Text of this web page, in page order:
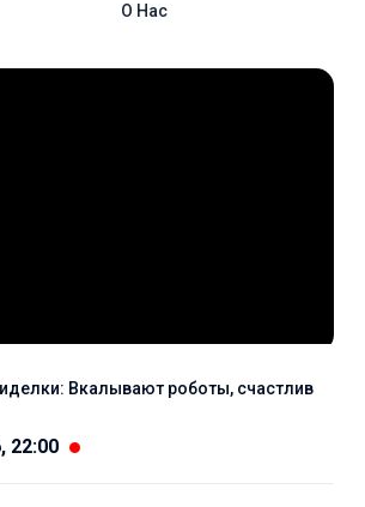
О Нас
Вкалывают роботы, счастлив
22:00